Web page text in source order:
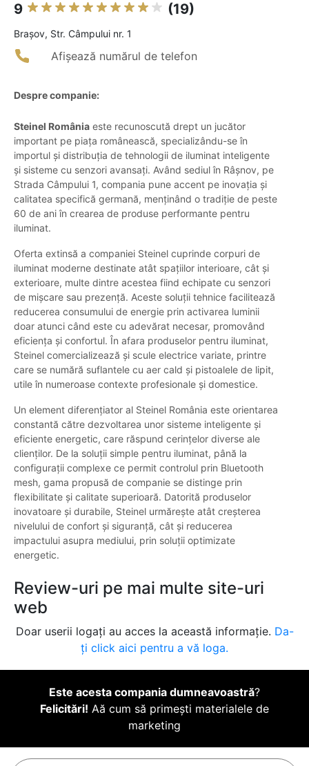
9 (19)
Braşov, Str. Câmpului nr. 1
Afișează numărul de telefon
Despre companie:
Steinel România este recunoscută drept un jucător
important pe piața românească, specializându-se în
importul și distribuția de tehnologii de iluminat inteligente
și sisteme cu senzori avansați. Având sediul în Râșnov, pe
Strada Câmpului 1, compania pune accent pe inovația și
calitatea specifică germană, menținând o tradiție de peste
60 de ani în crearea de produse performante pentru
iluminat.
Oferta extinsă a companiei Steinel cuprinde corpuri de
iluminat moderne destinate atât spațiilor interioare, cât și
exterioare, multe dintre acestea fiind echipate cu senzori
de mișcare sau prezență. Aceste soluții tehnice facilitează
reducerea consumului de energie prin activarea luminii
doar atunci când este cu adevărat necesar, promovând
eficiența și confortul. În afara produselor pentru iluminat,
Steinel comercializează și scule electrice variate, printre
care se numără suflantele cu aer cald și pistoalele de lipit,
utile în numeroase contexte profesionale și domestice.
Un element diferențiator al Steinel România este orientarea
constantă către dezvoltarea unor sisteme inteligente și
eficiente energetic, care răspund cerințelor diverse ale
clienților. De la soluții simple pentru iluminat, până la
configurații complexe ce permit controlul prin Bluetooth
mesh, gama propusă de companie se distinge prin
flexibilitate și calitate superioară. Datorită produselor
inovatoare și durabile, Steinel urmărește atât creșterea
nivelului de confort și siguranță, cât și reducerea
impactului asupra mediului, prin soluții optimizate
energetic.
Review-uri pe mai multe site-uri
web
Doar userii logați au acces la această informație. Da-
ți click aici pentru a vă loga.
Este acesta compania dumneavoastră?
Felicitări! Aă cum să primești materialele de
marketing